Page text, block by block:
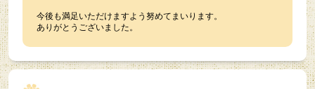
今後も満足いただけますよう努めてまいります。
ありがとうございました。